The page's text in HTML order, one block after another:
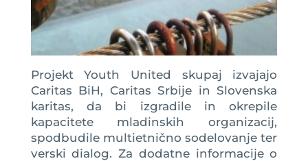
Projekt Youth United skupaj izvajajo
Caritas BiH, Caritas Srbije in Slovenska
karitas, da bi izgradile in okrepile
kapacitete mladinskih organizacij,
spodbudile multietnično sodelovanje ter
verski dialog. Za dodatne informacije o